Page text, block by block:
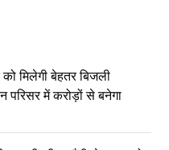
मिलेगी बेहतर बिजली
परिसर में करोड़ों से बनेगा